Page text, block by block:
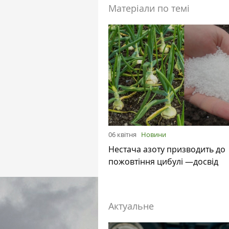
Матеріали по темі
06 квітня Новини
Нестача азоту призводить до
пожовтіння цибулі —досвід
Актуальне